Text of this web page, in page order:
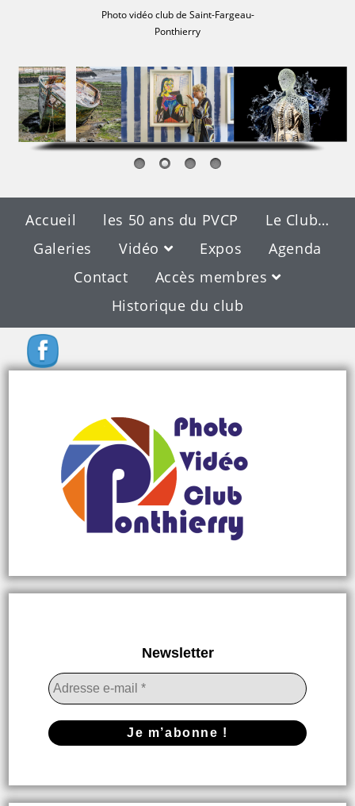
Photo vidéo club de Saint-Fargeau-
Ponthierry
Accueil les 50 ans du PVCP
Le Club…
Galeries
Vidéo Expos
Agenda
Contact
Accès membres
Historique du club
Newsletter